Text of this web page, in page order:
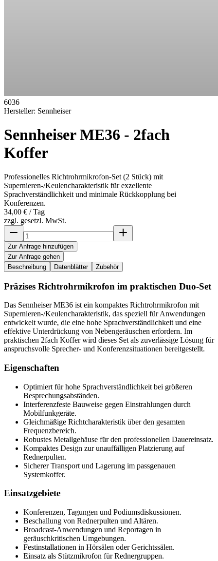
6036
Hersteller: Sennheiser
Sennheiser ME36 - 2fach
Koffer
Professionelles Richtrohrmikrofon-Set (2 Stück) mit
Supernieren-/Keulencharakteristik für exzellente
Sprachverständlichkeit und minimale Rückkopplung bei
Konferenzen.
34,00 € / Tag
zzgl. gesetzl. MwSt.
Zur Anfrage hinzufügen
Zur Anfrage gehen
Beschreibung
Datenblätter Zubehör
Präzises Richtrohrmikrofon im praktischen Duo-Set
Das Sennheiser ME36 ist ein kompaktes Richtrohrmikrofon mit
Supernieren-/Keulencharakteristik, das speziell für Anwendungen
entwickelt wurde, die eine hohe Sprachverständlichkeit und eine
effektive Unterdrückung von Nebengeräuschen erfordern. Im
praktischen 2fach Koffer wird dieses Set als zuverlässige Lösung für
anspruchsvolle Sprecher- und Konferenzsituationen bereitgestellt.
Eigenschaften
Optimiert für hohe Sprachverständlichkeit bei größeren
Besprechungsabständen.
Interferenzfeste Bauweise gegen Einstrahlungen durch
Mobilfunkgeräte.
Gleichmäßige Richtcharakteristik über den gesamten
Frequenzbereich.
Robustes Metallgehäuse für den professionellen Dauereinsatz.
Kompaktes Design zur unauffälligen Platzierung auf
Rednerpulten.
Sicherer Transport und Lagerung im passgenauen
Systemkoffer.
Einsatzgebiete
Konferenzen, Tagungen und Podiumsdiskussionen.
Beschallung von Rednerpulten und Altären.
Broadcast-Anwendungen und Reportagen in
geräuschkritischen Umgebungen.
Festinstallationen in Hörsälen oder Gerichtssälen.
Einsatz als Stützmikrofon für Rednergruppen.